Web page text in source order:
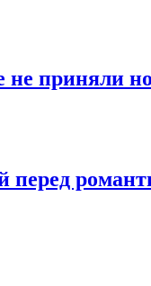
не приняли
перед